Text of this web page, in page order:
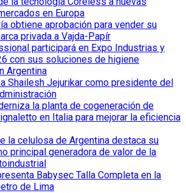
en Europa
obtiene aprobación para vender su
privada a Vajda-Papír
participará en Expo Industrias y
con sus soluciones de higiene
Argentina
Shailesh Jejurikar como presidente del
la planta de cogeneración de
en Italia para mejorar la eficiencia
la celulosa de Argentina destaca su
principal generadora de valor de la
Babysec Talla Completa en la
de Lima